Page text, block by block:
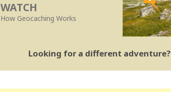
WATCH
How Geocaching Works
Looking for a different adventure?